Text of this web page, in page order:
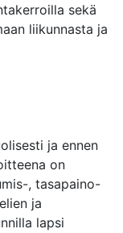
sekä
liikunnasta ja
ja ennen
on
, tasapaino-
ja
lapsi